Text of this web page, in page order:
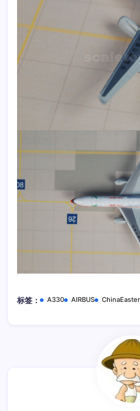
标签： A330 AIRBUS